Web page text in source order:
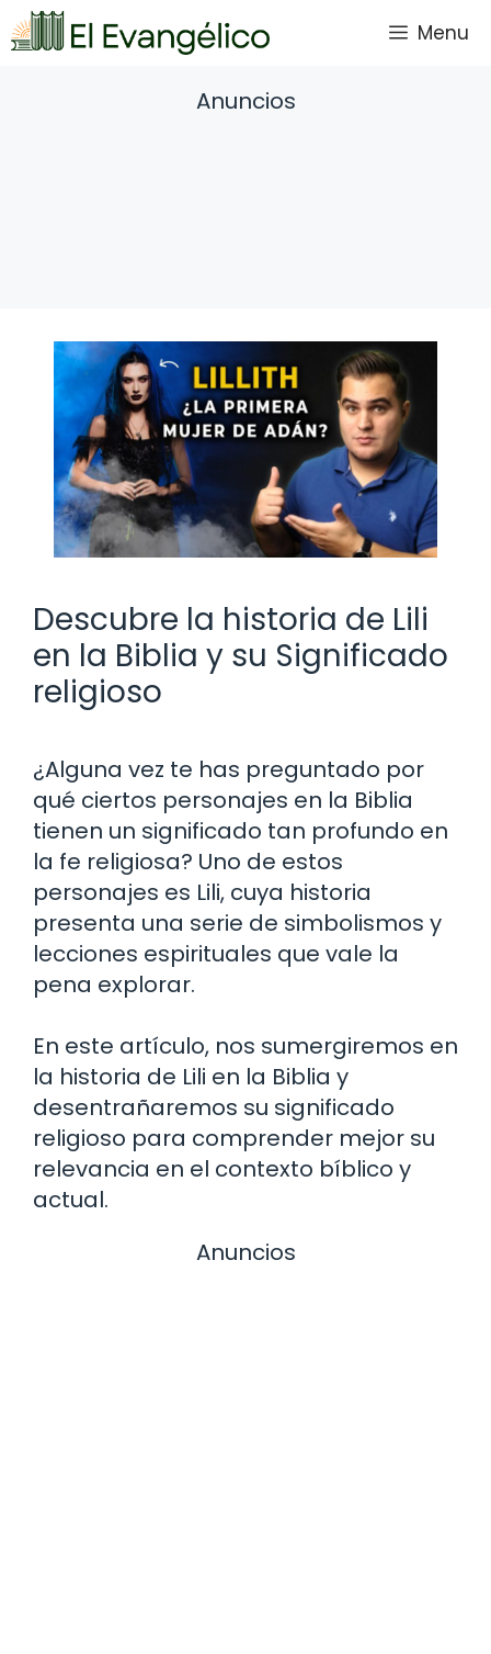
Saltar
al
Menu
Anuncios
Descubre la historia de Lili
en la Biblia y su Significado
religioso
¿Alguna vez te has preguntado por
qué ciertos personajes en la Biblia
tienen un significado tan profundo en
la fe religiosa? Uno de estos
personajes es Lili, cuya historia
presenta una serie de simbolismos y
lecciones espirituales que vale la
pena explorar.
En este artículo, nos sumergiremos en
la historia de Lili en la Biblia y
desentrañaremos su significado
religioso para comprender mejor su
relevancia en el contexto bíblico y
actual.
Anuncios